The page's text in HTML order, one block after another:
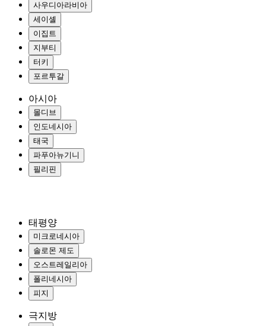
사우디아라비아
세이셸
이집트
지부티
터키
포르투갈
아시아
몰디브
인도네시아
태국
파푸아뉴기니
필리핀
태평양
미크로네시아
솔로몬 제도
오스트레일리아
폴리네시아
피지
극지방